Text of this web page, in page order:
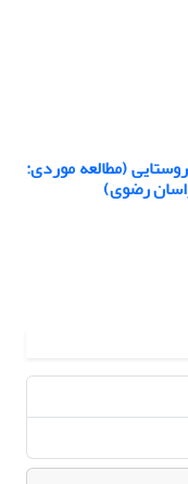
(مطالعه موردی:
رضوی)